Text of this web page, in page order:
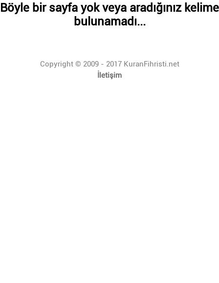
Böyle bir sayfa yok veya aradığınız kelime
bulunamadı...
Copyright © 2009 - 2017 KuranFihristi.net
İletişim